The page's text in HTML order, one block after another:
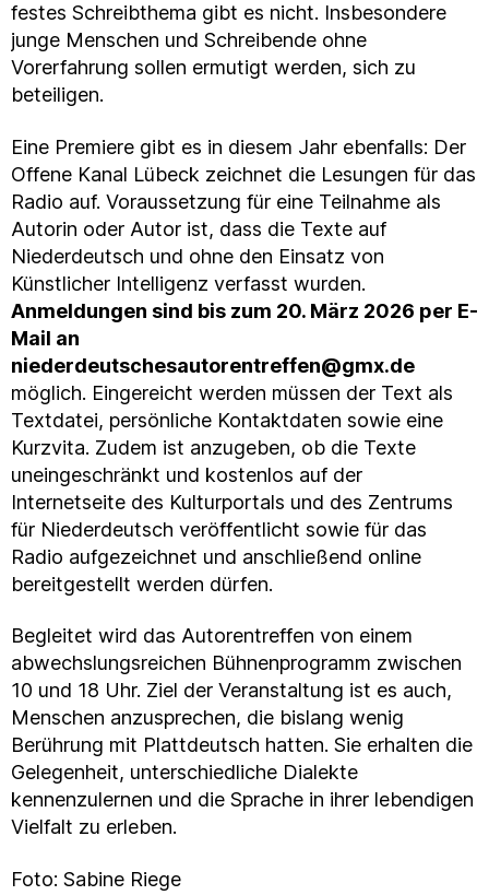
festes Schreibthema gibt es nicht. Insbesondere
junge Menschen und Schreibende ohne
Vorerfahrung sollen ermutigt werden, sich zu
beteiligen.
Eine Premiere gibt es in diesem Jahr ebenfalls: Der
Offene Kanal Lübeck zeichnet die Lesungen für das
Radio auf. Voraussetzung für eine Teilnahme als
Autorin oder Autor ist, dass die Texte auf
Niederdeutsch und ohne den Einsatz von
Künstlicher Intelligenz verfasst wurden.
Anmeldungen sind bis zum 20. März 2026 per E-
Mail an
niederdeutschesautorentreffen@gmx.de
möglich. Eingereicht werden müssen der Text als
Textdatei, persönliche Kontaktdaten sowie eine
Kurzvita. Zudem ist anzugeben, ob die Texte
uneingeschränkt und kostenlos auf der
Internetseite des Kulturportals und des Zentrums
für Niederdeutsch veröffentlicht sowie für das
Radio aufgezeichnet und anschließend online
bereitgestellt werden dürfen.
Begleitet wird das Autorentreffen von einem
abwechslungsreichen Bühnenprogramm zwischen
10 und 18 Uhr. Ziel der Veranstaltung ist es auch,
Menschen anzusprechen, die bislang wenig
Berührung mit Plattdeutsch hatten. Sie erhalten die
Gelegenheit, unterschiedliche Dialekte
kennenzulernen und die Sprache in ihrer lebendigen
Vielfalt zu erleben.
Foto: Sabine Riege